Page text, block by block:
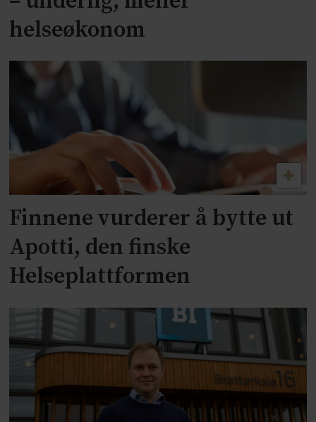
helseøkonom
Finnene vurderer å bytte ut
Apotti, den finske
Helseplattformen